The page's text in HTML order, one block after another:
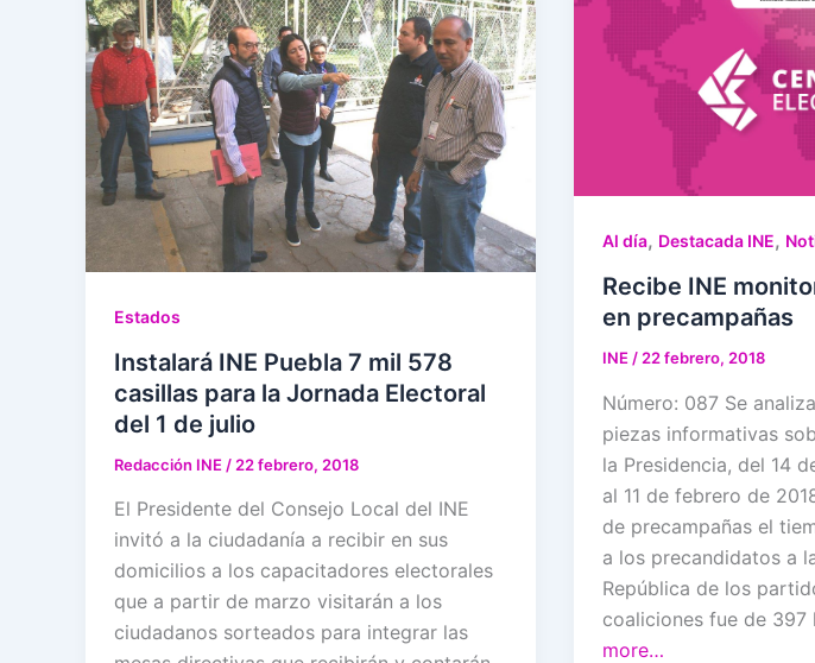
Estados
Instalará INE Puebla 7 mil 578
casillas para la Jornada Electoral
del 1 de julio
Redacción INE / 22 febrero, 2018
El Presidente del Consejo Local del INE
invitó a la ciudadanía a recibir en sus
domicilios a los capacitadores electorales
que a partir de marzo visitarán a los
ciudadanos sorteados para integrar las
Al día, Destacada INE,
Recibe INE
en precampañas
INE / 22 febrero, 2018
Número: 087 Se
piezas informativas
la Presidencia, del 14
al 11 de febrero de
de precampañas el
a los precandidatos a
República de los
coaliciones fue de 397
more…